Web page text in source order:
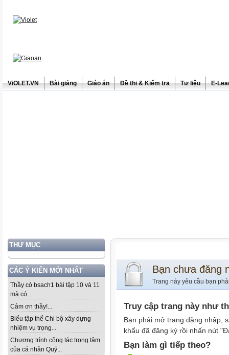
ViOLET.VN Bài giảng Giáo án Đề thi & Kiểm tra Tư liệu E-
THƯ MỤC
CÁC Ý KIẾN MỚI NHẤT
Thầy có bsach1 bài tập 10 và 11
mà có...
Cảm ơn thầy!...
Biểu tập thể Chi bộ xây dựng
nhiệm vụ trọng...
Chương trình công tác trọng tâm
của cá nhân Quý...
Bạn chưa đăng
Trang này yêu cầu bạn
Truy cập trang này như
Bạn phải mở trang đăng nhập,
khẩu đã đăng ký rồi nhấn nút
Bạn làm gì tiếp theo?